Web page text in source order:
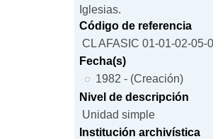
Iglesias.
Código de referencia
CL AFASIC 01-01-02-05-
Fecha(s)
1982 - (Creación)
Nivel de descripción
Unidad simple
Institución archivística